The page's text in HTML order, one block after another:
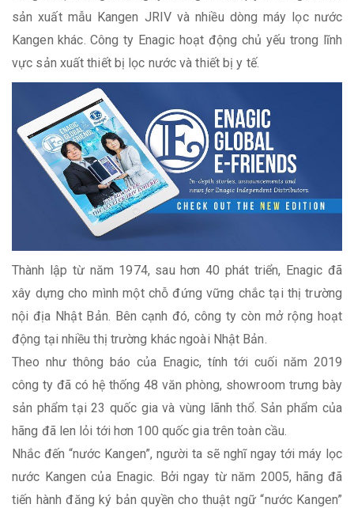
sản xuất mẫu Kangen JRIV và nhiều dòng máy lọc nước
Kangen khác. Công ty Enagic hoạt động chủ yếu trong lĩnh
vực sản xuất thiết bị lọc nước và thiết bị y tế.
Thành lập từ năm 1974, sau hơn 40 phát triển, Enagic đã
xây dựng cho mình một chỗ đứng vững chắc tại thị trường
nội địa Nhật Bản. Bên cạnh đó, công ty còn mở rộng hoạt
động tại nhiều thị trường khác ngoài Nhật Bản.
Theo như thông báo của Enagic, tính tới cuối năm 2019
công ty đã có hệ thống 48 văn phòng, showroom trưng bày
sản phẩm tại 23 quốc gia và vùng lãnh thổ. Sản phẩm của
hãng đã len lỏi tới hơn 100 quốc gia trên toàn cầu.
Nhắc đến “nước Kangen”, người ta sẽ nghĩ ngay tới máy lọc
nước Kangen của Enagic. Bởi ngay từ năm 2005, hãng đã
tiến hành đăng ký bản quyền cho thuật ngữ “nước Kangen”